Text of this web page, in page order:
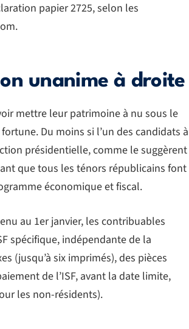
papier 2725, selon les
unanime à droite
mettre leur patrimoine à nu sous le
Du moins si l’un des candidats à
présidentielle, comme le suggèrent
que tous les ténors républicains font
économique et fiscal.
au 1er janvier, les contribuables
spécifique, indépendante de la
(jusqu’à six imprimés), des pièces
de l’ISF, avant la date limite,
les non-résidents).